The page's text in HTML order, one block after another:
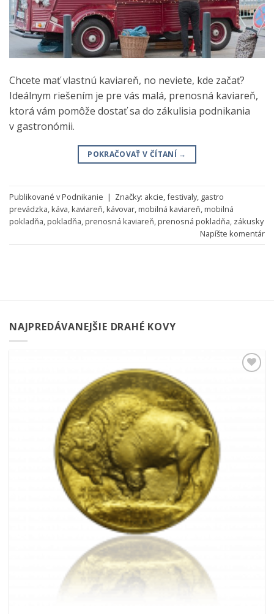
Chcete mať vlastnú kaviareň, no neviete, kde začať?
Ideálnym riešením je pre vás malá, prenosná kaviareň,
ktorá vám pomôže dostať sa do zákulisia podnikania
v gastronómii.
POKRAČOVAŤ V ČÍTANÍ →
Publikované vPodnikanie | Značky: akcie,festivaly, gastro
prevádzka,káva,kaviareň,kávovar,mobilná kaviareň,mobilná
pokladňa,pokladňa,prenosná kaviareň,prenosná pokladňa, zákusky
Napíšte komentár
NAJPREDÁVANEJŠIE DRAHÉ KOVY